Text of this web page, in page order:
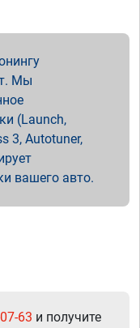
Мы
(Launch,
3, Autotuner,
вашего авто.
63 и получите